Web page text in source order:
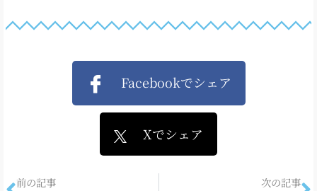
Facebookでシェア
Xでシェア
前の記事 次の記事